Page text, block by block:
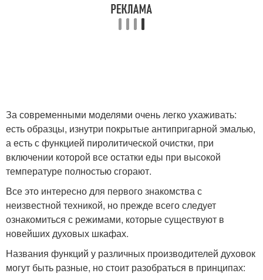
За современными моделями очень легко ухаживать:
есть образцы, изнутри покрытые антипригарной эмалью,
а есть с функцией пиролитической очистки, при
включении которой все остатки еды при высокой
температуре полностью сгорают.
Все это интересно для первого знакомства с
неизвестной техникой, но прежде всего следует
ознакомиться с режимами, которые существуют в
новейших духовых шкафах.
Названия функций у различных производителей духовок
могут быть разные, но стоит разобраться в принципах: